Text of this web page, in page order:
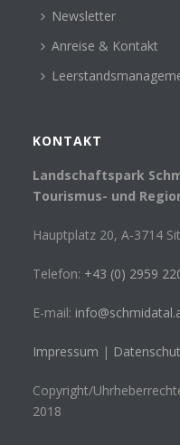
Newsletter
Anreise & Kontakt
KONTAKT
Landschaftspark
Tourismus- und
Hauptplatz 20, A-3714
Telefon: +43 (0) 2959
E-mail:
Impressum |
Copyright/
2018